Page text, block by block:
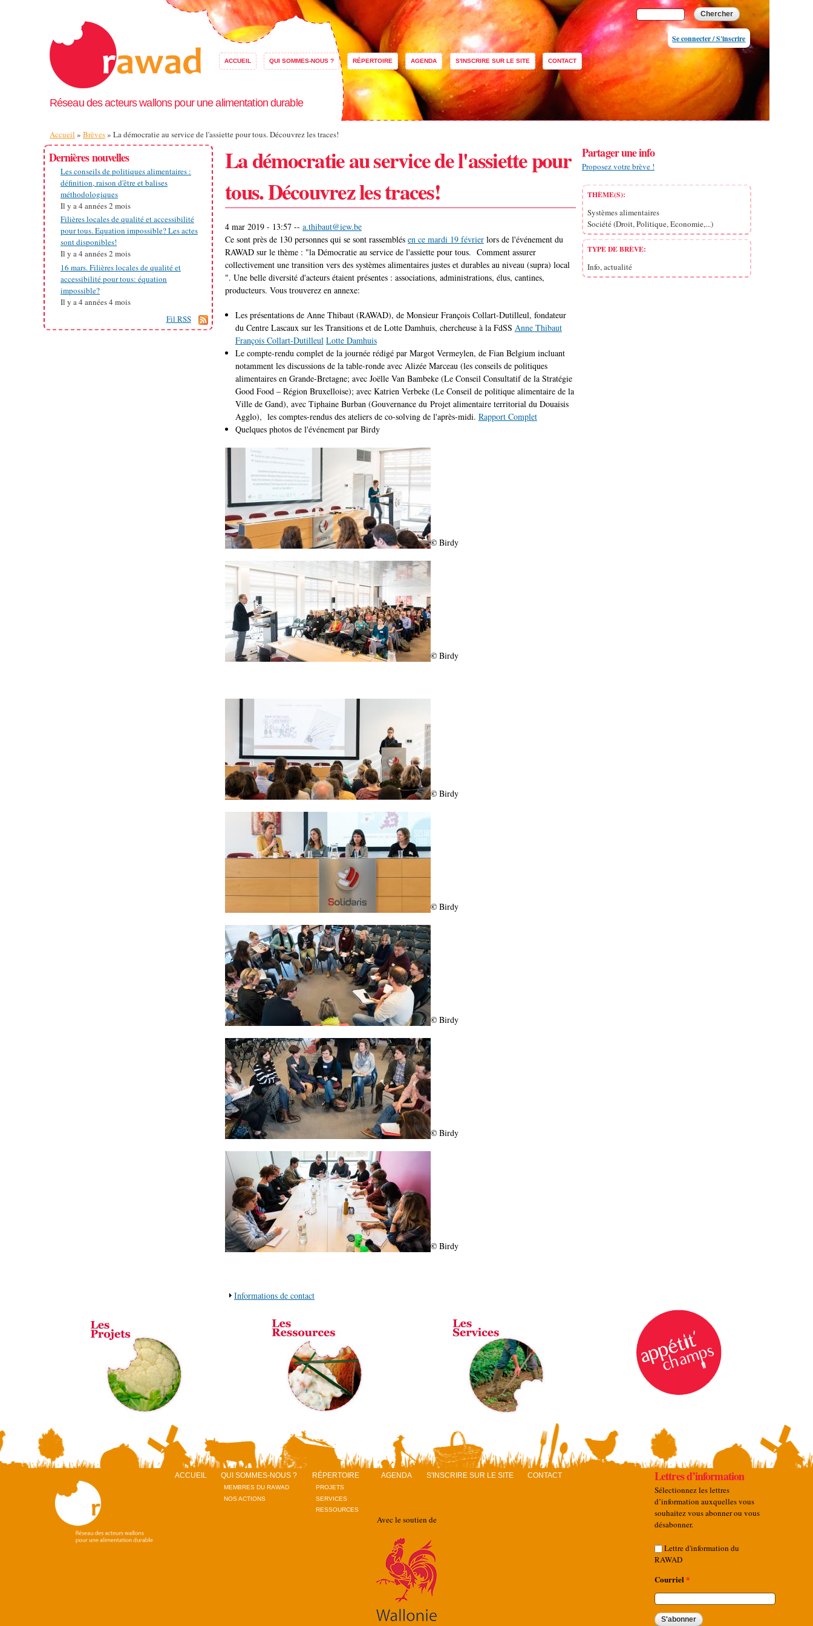
Aller au
contenu
principal
ACCUEIL QUI SOMMES-NOUS ? RÉPERTOIRE AGENDA S'INSCRIRE SUR LE SITE CONTACT
Réseau des acteurs wallons pour une alimentation durable
Formulaire de
recherche
Chercher
Se connecter / S'inscrire
Vous êtes ici
Accueil » Brèves» La démocratie au service de l'assiette pour tous. Découvrez les traces!
Dernières nouvelles
Les conseils de politiques alimentaires :
définition, raison d'être et balises
méthodologiques
Il y a4 années 2 mois
Filières locales de qualité et accessibilité
pour tous. Equation impossible? Les actes
sont disponibles!
Il y a4 années 2 mois
16 mars. Filières locales de qualité et
accessibilité pour tous: équation
impossible?
Il y a 4 années 4 mois
Fil RSS
La démocratie au service de l'assiette pour
tous. Découvrez les traces!
4 mar 2019 - 13:57 -- a.thibaut@iew.be
Ce sont près de 130 personnes qui se sont rassemblés en ce mardi 19 février lors de l'événement du
RAWAD sur le thème : "la Démocratie au service de l'assiette pour tous. Comment assurer
collectivement une transition vers des systèmes alimentaires justes et durables au niveau (supra) local
". Une belle diversité d'acteurs étaient présentes : associations, administrations, élus, cantines,
producteurs. Vous trouverez en annexe:
Les présentations de Anne Thibaut (RAWAD), de Monsieur François Collart-Dutilleul, fondateur
du Centre Lascaux sur les Transitions et de Lotte Damhuis, chercheuse à la FdSS Anne Thibaut
François Collart-Dutilleul Lotte Damhuis
Le compte-rendu complet de la journée rédigé par Margot Vermeylen, de Fian Belgium incluant
notamment les discussions de la table-ronde avec Alizée Marceau (les conseils de politiques
alimentaires en Grande-Bretagne; avec Joëlle Van Bambeke (Le Conseil Consultatif de la Stratégie
Good Food – Région Bruxelloise); avec Katrien Verbeke (Le Conseil de politique alimentaire de la
Ville de Gand), avec Tiphaine Burban (Gouvernance du Projet alimentaire territorial du Douaisis
Agglo), les comptes-rendus des ateliers de co-solving de l'après-midi. Rapport Complet
Quelques photos de l'événement par Birdy
© Birdy
© Birdy
© Birdy
© Birdy
© Birdy
© Birdy
© Birdy
Afficher
Informations de contact
Partager une info
Proposez votre brève !
THÈME(S):
Systèmes alimentaires
Société (Droit, Politique, Economie,...)
TYPE DE BRÈVE:
Info, actualité
ACCUEIL QUI SOMMES-NOUS ?
MEMBRES DU RAWAD
NOS ACTIONS
RÉPERTOIRE
PROJETS
SERVICES
RESSOURCES
AGENDA S'INSCRIRE SUR LE SITE CONTACT
Avec le soutien de
Lettres d’information
Sélectionnez les lettres
d’information auxquelles vous
souhaitez vous abonner ou vous
désabonner.
Lettre d'information du
RAWAD
Courriel *